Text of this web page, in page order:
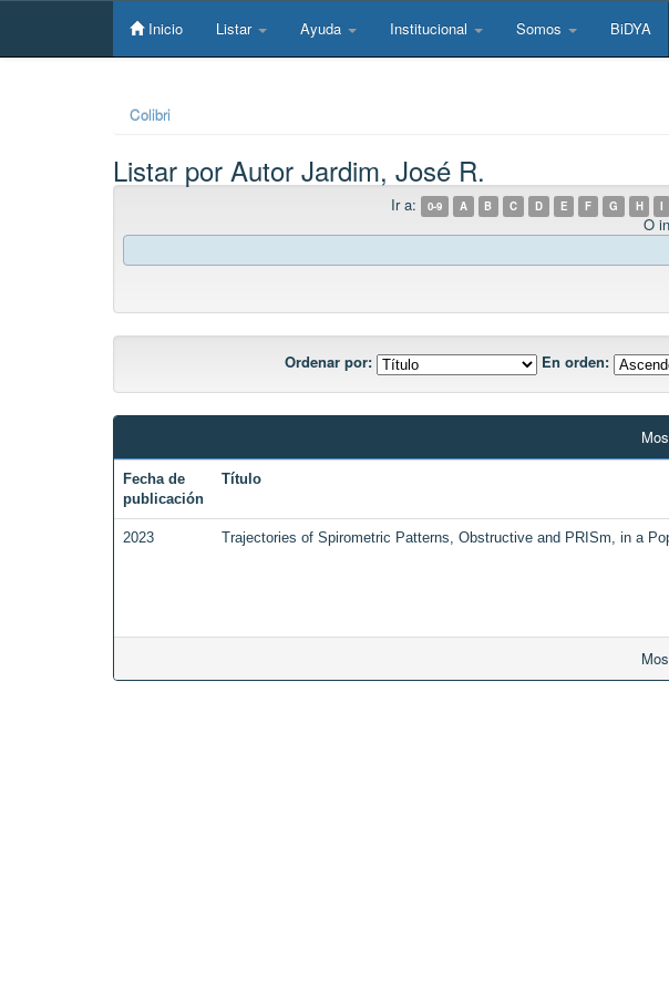
Skip
Inicio Listar Ayuda Institucional Somos BiDYA
Colibri
Listar por Autor Jardim, José R.
Ir a: 0-9 A B C D E F G H I
O
Ordenar por: En orden:
Fecha de
publicación
Título
2023 Trajectories of Spirometric Patterns, Obstructive and PRISm, in a